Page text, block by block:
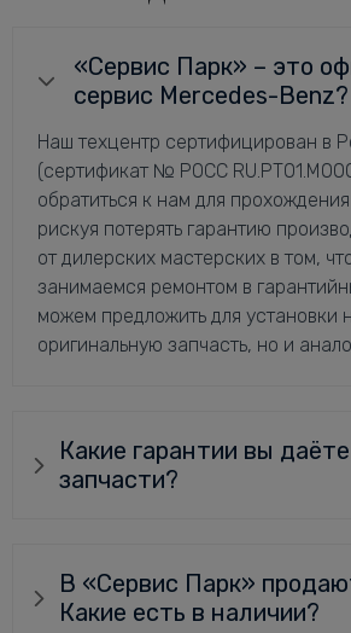
«Сервис Парк» – это
сервис Mercedes-Benz?
Наш техцентр сертифицирован в
(сертификат № РОСС
обратиться к нам для
рискуя потерять гарантию
от дилерских мастерских в том,
занимаемся ремонтом в
можем предложить для установки
оригинальную запчасть, но и
Какие гарантии вы
запчасти?
В «Сервис Парк»
Какие есть в наличии?